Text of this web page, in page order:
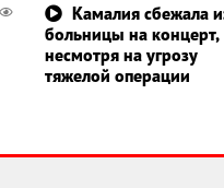
Камалия сбежала
больницы на концерт,
несмотря на угрозу
тяжелой операции